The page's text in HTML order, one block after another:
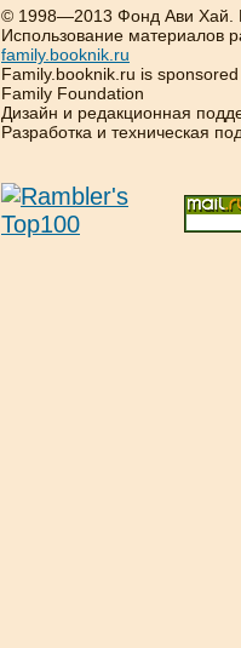
© 1998—2013 Фонд Ави Хай.
Использование материалов
family.booknik.ru
Family.booknik.ru is
Family Foundation
Дизайн и редакционная
Разработка и техническая